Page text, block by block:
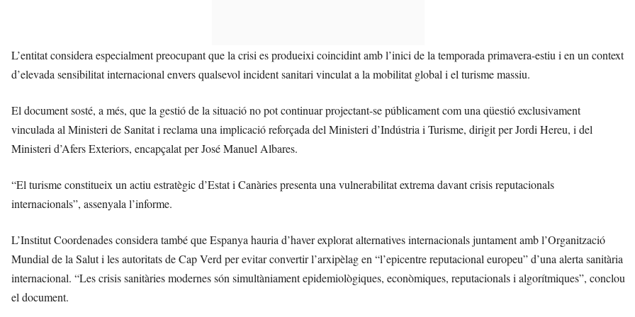
L’entitat considera especialment preocupant que la crisi es produeixi coincidint amb l’inici de la temporada primavera-estiu i en un context
d’elevada sensibilitat internacional envers qualsevol incident sanitari vinculat a la mobilitat global i el turisme massiu.
El document sosté, a més, que la gestió de la situació no pot continuar projectant-se públicament com una qüestió exclusivament
vinculada al Ministeri de Sanitat i reclama una implicació reforçada del Ministeri d’Indústria i Turisme, dirigit per Jordi Hereu, i del
Ministeri d’Afers Exteriors, encapçalat per José Manuel Albares.
“El turisme constitueix un actiu estratègic d’Estat i Canàries presenta una vulnerabilitat extrema davant crisis reputacionals
internacionals”, assenyala l’informe.
L’Institut Coordenades considera també que Espanya hauria d’haver explorat alternatives internacionals juntament amb l’Organització
Mundial de la Salut i les autoritats de Cap Verd per evitar convertir l’arxipèlag en “l’epicentre reputacional europeu” d’una alerta sanitària
internacional. “Les crisis sanitàries modernes són simultàniament epidemiològiques, econòmiques, reputacionals i algorítmiques”, conclou
el document.